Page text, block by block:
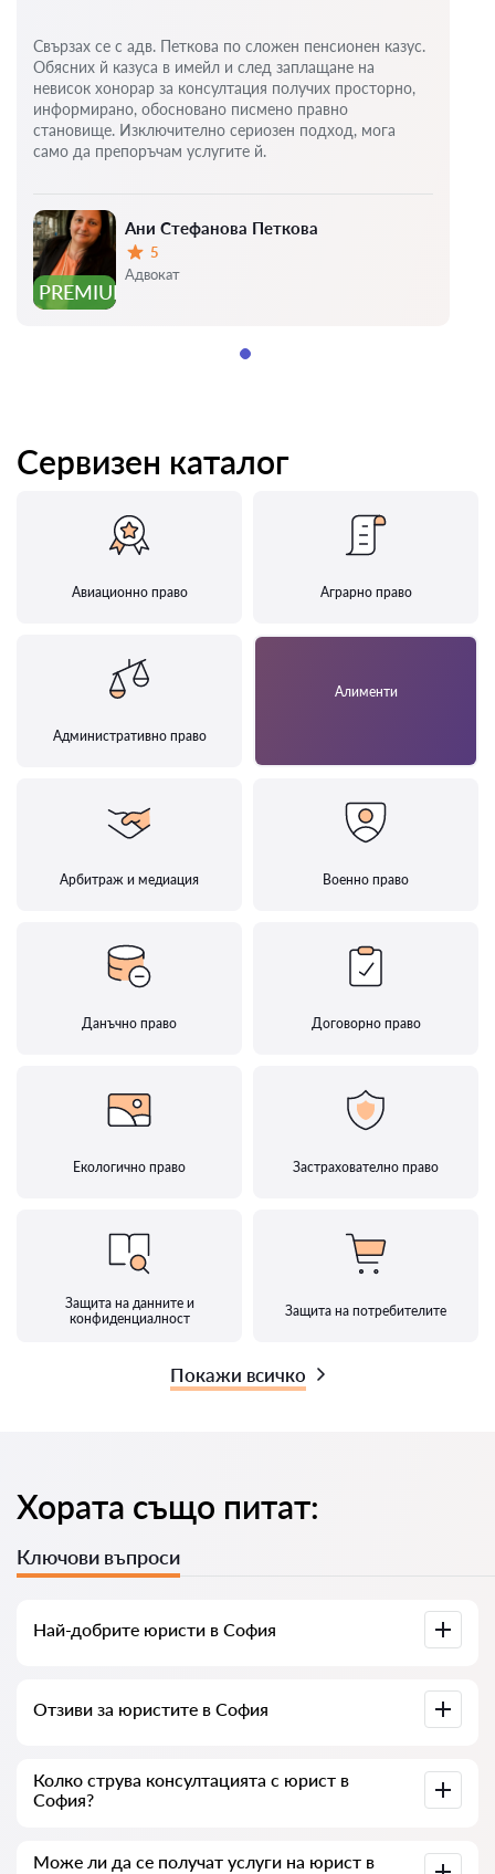
PREMIUM
Ани Стефанова Петкова
Оценка:
5
Адвокат
Свързах се с адв. Петкова по сложен пенсионен казус.
Обясних й казуса в имейл и след заплащане на
невисок хонорар за консултация получих просторно,
информирано, обосновано писмено правно
становище. Изключително сериозен подход, мога
само да препоръчам услугите й.
Сервизен каталог
Авиационно право Аграрно право
Административно право
Алименти
Арбитраж и медиация Военно право
Данъчно право Договорно право
Екологично право Застрахователно право
Защита на данните и
конфиденциалност
Защита на потребителите
Покажи всичко
Хората също питат:
Ключови въпроси
Най-добрите юристи в София
пълна информация. Цени, отзиви, телефонен номер и
Отзиви за юристите в София
юристите, не изтриваме отрицателни отзиви и няма
възможност за манипулация.
Колко струва консултацията с юрист в
София?
нагоре (цените могат да варират в зависимост от
Може ли да се получат услуги на юрист в